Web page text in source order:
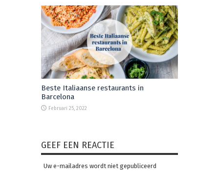
Beste Italiaanse restaurants in
Barcelona
Februari 25, 2022
GEEF EEN REACTIE
Uw e-mailadres wordt niet gepubliceerd